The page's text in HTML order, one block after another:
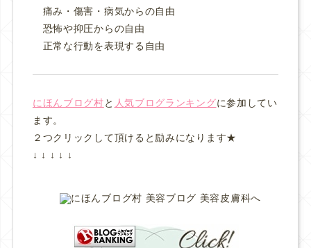
痛み・傷害・病気からの自由
恐怖や抑圧からの自由
正常な行動を表現する自由
にほんブログ村と 人気ブログランキングに参加してい
ます。
２つクリックして頂けると励みになります★
↓ ↓ ↓ ↓ ↓